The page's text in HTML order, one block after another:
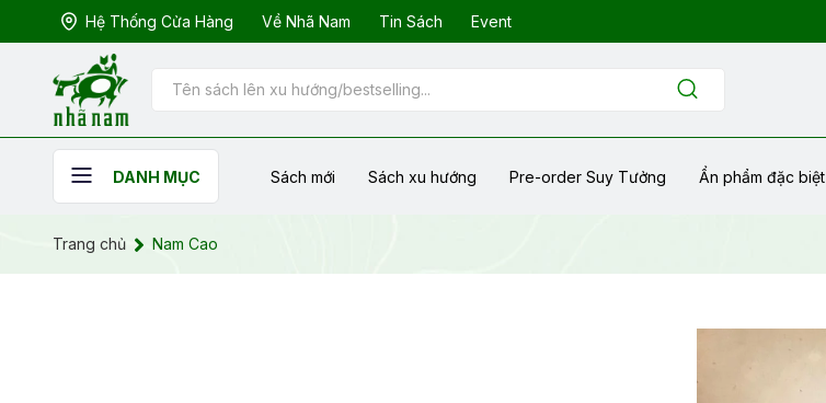
Hệ Thống Cửa Hàng Về Nhã Nam Tin Sách Event
DANH MỤC Sách mới Sách xu hướng Pre-order Suy Tưởng Ẩn phẩm đặc biệt
Trang chủ Nam Cao